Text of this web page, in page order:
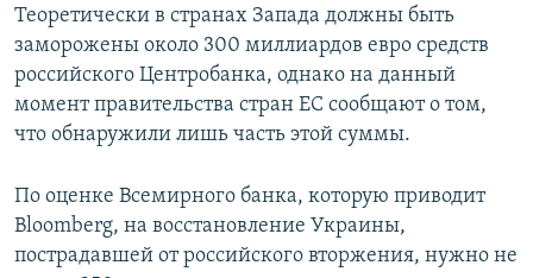
Теоретически в странах Запада должны быть
заморожены около 300 миллиардов евро средств
российского Центробанка, однако на данный
момент правительства стран ЕС сообщают о том,
что обнаружили лишь часть этой суммы.
По оценке Всемирного банка, которую приводит
Bloomberg, на восстановление Украины,
пострадавшей от российского вторжения, нужно не